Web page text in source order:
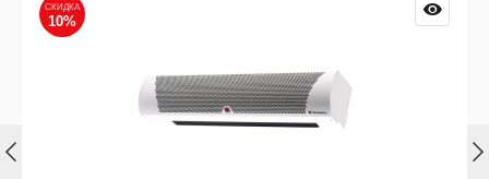
СКИДКА
10%